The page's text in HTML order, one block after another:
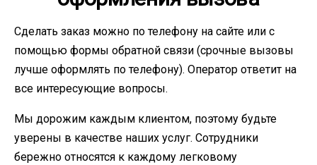
Сделать заказ можно по телефону на сайте или с
помощью формы обратной связи (срочные вызовы
лучше оформлять по телефону). Оператор ответит на
все интересующие вопросы.
Мы дорожим каждым клиентом, поэтому будьте
уверены в качестве наших услуг. Сотрудники
бережно относятся к каждому легковому